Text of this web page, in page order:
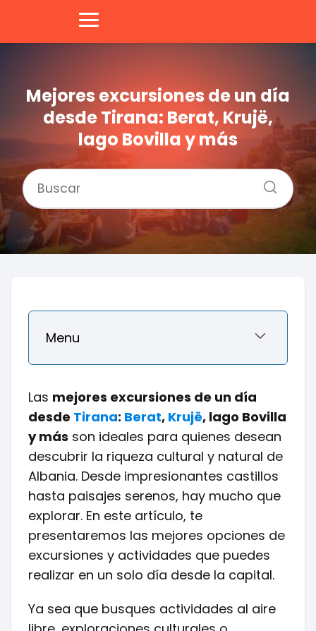
Mejores excursiones de un día
desde Tirana: Berat, Krujë,
lago Bovilla y más
Menu
Las mejores excursiones de un día
desde Tirana: Berat, Krujë, lago Bovilla
y más son ideales para quienes desean
descubrir la riqueza cultural y natural de
Albania. Desde impresionantes castillos
hasta paisajes serenos, hay mucho que
explorar. En este artículo, te
presentaremos las mejores opciones de
excursiones y actividades que puedes
realizar en un solo día desde la capital.
Ya sea que busques actividades al aire